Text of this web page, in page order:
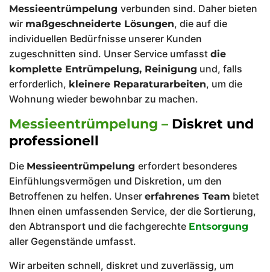
Messieentrümpelung verbunden sind. Daher bieten
wir maßgeschneiderte Lösungen, die auf die
individuellen Bedürfnisse unserer Kunden
zugeschnitten sind. Unser Service umfasst die
komplette Entrümpelung, Reinigung und, falls
erforderlich, kleinere Reparaturarbeiten, um die
Wohnung wieder bewohnbar zu machen.
Messieentrümpelung – Diskret und
professionell
Die Messieentrümpelung erfordert besonderes
Einfühlungsvermögen und Diskretion, um den
Betroffenen zu helfen. Unser erfahrenes Team bietet
Ihnen einen umfassenden Service, der die Sortierung,
den Abtransport und die fachgerechte Entsorgung
aller Gegenstände umfasst.
Wir arbeiten schnell, diskret und zuverlässig, um